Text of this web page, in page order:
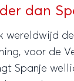
dan
wereldwijd
wellicht